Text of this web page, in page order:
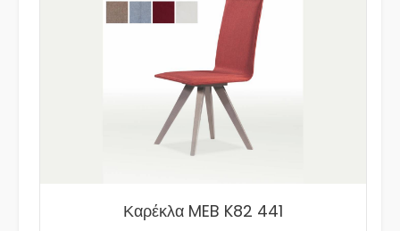
Καρέκλα MEB K82 441